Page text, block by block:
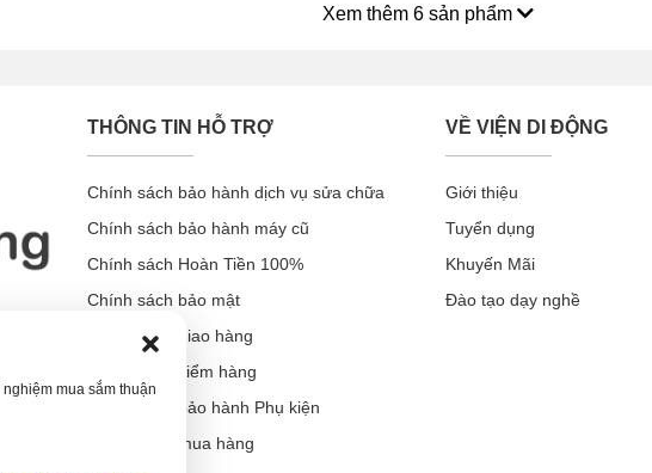
mua sắm thuận
Xem thêm 6 sản phẩm
THÔNG TIN HỖ TRỢ
Chính sách bảo hành dịch vụ sửa chữa
Chính sách bảo hành máy cũ
Chính sách Hoàn Tiền 100%
Chính sách bảo mật
Chính sách giao hàng
Chính sách kiểm hàng
Chính sách bảo hành Phụ kiện
Hướng dẫn mua hàng
VỀ VIỆN DI ĐỘNG
Giới thiệu
Tuyển dụng
Khuyến Mãi
Đào tạo dạy nghề